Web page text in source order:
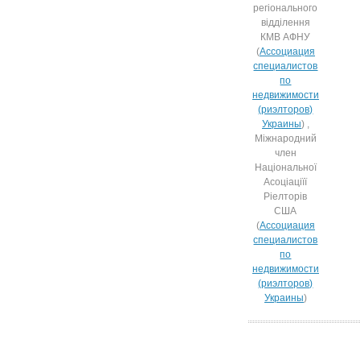
регіонального
відділення
КМВ АФНУ
(Ассоциация
специалистов
по
недвижимости
(риэлторов)
Украины) ,
Міжнародний
член
Національної
Асоціаціїї
Ріелторів
США
(Ассоциация
специалистов
по
недвижимости
(риэлторов)
Украины)